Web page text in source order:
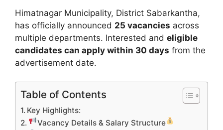
Himatnagar Municipality, District Sabarkantha,
has officially announced 25 vacancies across
multiple departments. Interested and eligible
candidates can apply within 30 days from the
advertisement date.
Table of Contents
Key Highlights:
Vacancy Details & Salary Structure